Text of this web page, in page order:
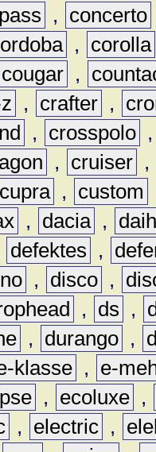
, concerto
,
corolla
cougar ,
, crafter ,
, crosspolo
, cruiser ,
cupra , custom
, dacia ,
defektes ,
, disco ,
, ds ,
, durango ,
klasse ,
e-
, ecoluxe ,
, electric ,